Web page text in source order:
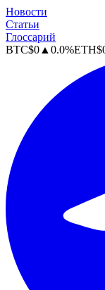
Новости
Статьи
Глоссарий
BTC$0 ▲ 0.0%ETH$